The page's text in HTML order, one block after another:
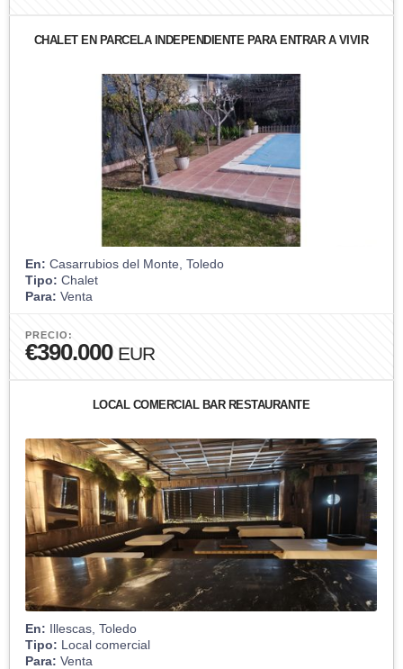
CHALET EN PARCELA INDEPENDIENTE PARA ENTRAR A VIVIR
En: Casarrubios del Monte, Toledo
Tipo: Chalet
Para: Venta
PRECIO:
€390.000 EUR
LOCAL COMERCIAL BAR RESTAURANTE
En: Illescas, Toledo
Tipo: Local comercial
Para: Venta